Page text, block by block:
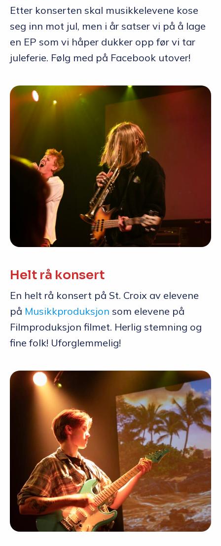
Etter konserten skal musikkelevene kose
seg inn mot jul, men i år satser vi på å lage
en EP som vi håper dukker opp før vi tar
juleferie. Følg med på Facebook utover!
Helt rå konsert
En helt rå konsert på St. Croix av elevene
på Musikkproduksjon som elevene på
Filmproduksjon filmet. Herlig stemning og
fine folk! Uforglemmelig!